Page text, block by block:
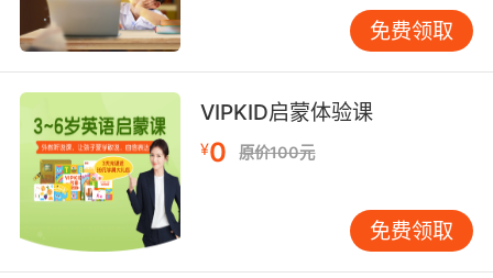
我要去干掉一帮小偷 在他们的尖叫声中 一个一个
活活烧死
7. Wails of grief intermingle with the shrieking
of the death winds as the typhoon rages on,
taking the lives, and dignity, of thousands.
哀号恸哭夹杂着致命的风的尖叫 台风继续肆虐 夺
去了数千人的 尊严与生命
免费领取
VIPKID启蒙体验课
¥0 原价100元
免费领取